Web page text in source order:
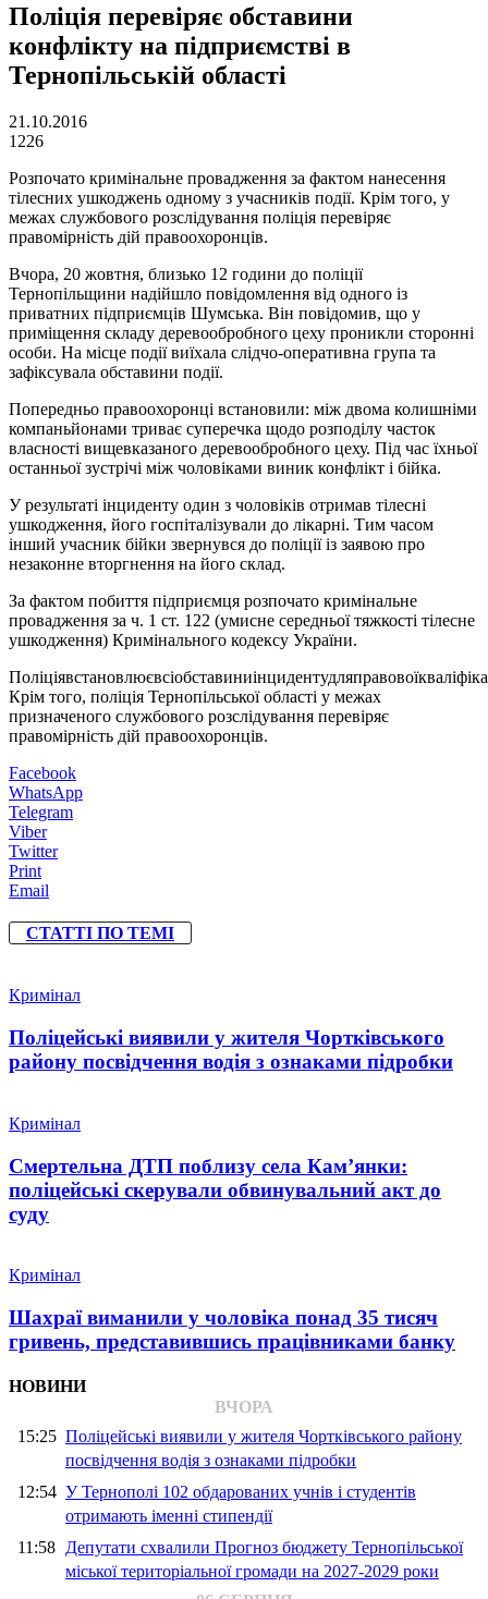
Поліція перевіряє обставини
конфлікту на підприємстві в
Тернопільській області
21.10.2016
1226
Розпочато кримінальне провадження за фактом нанесення
тілесних ушкоджень одному з учасників події. Крім того, у
межах службового розслідування поліція перевіряє
правомірність дій правоохоронців.
Вчора, 20 жовтня, близько 12 години до поліції
Тернопільщини надійшло повідомлення від одного із
приватних підприємців Шумська. Він повідомив, що у
приміщення складу деревообробного цеху проникли сторонні
особи. На місце події виїхала слідчо-оперативна група та
зафіксувала обставини події.
Попередньо правоохоронці встановили: між двома колишніми
компаньйонами триває суперечка щодо розподілу часток
власності вищевказаного деревообробного цеху. Під час їхньої
останньої зустрічі між чоловіками виник конфлікт і бійка.
У результаті інциденту один з чоловіків отримав тілесні
ушкодження, його госпіталізували до лікарні. Тим часом
інший учасник бійки звернувся до поліції із заявою про
незаконне вторгнення на його склад.
За фактом побиття підприємця розпочато кримінальне
провадження за ч. 1 ст. 122 (умисне середньої тяжкості тілесне
ушкодження) Кримінального кодексу України.
Крім того, поліція Тернопільської області у межах
призначеного службового розслідування перевіряє
правомірність дій правоохоронців.
Facebook
WhatsApp
Telegram
Viber
Twitter
Print
Email
СТАТТІ ПО ТЕМІ
Кримінал
Поліцейські виявили у жителя Чортківського
району посвідчення водія з ознаками підробки
Кримінал
Смертельна ДТП поблизу села Кам’янки:
поліцейські скерували обвинувальний акт до
суду
Кримінал
Шахраї виманили у чоловіка понад 35 тисяч
гривень, представившись працівниками банку
НОВИНИ
ВЧОРА
15:25 Поліцейські виявили у жителя Чортківського району
посвідчення водія з ознаками підробки
12:54 У Тернополі 102 обдарованих учнів і студентів
отримають іменні стипендії
11:58 Депутати схвалили Прогноз бюджету Тернопільської
міської територіальної громади на 2027-2029 роки